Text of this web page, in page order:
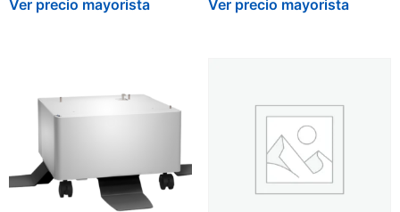
Ver precio mayorista
Ver precio mayorista